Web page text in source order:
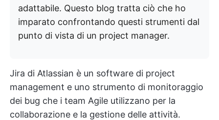
adattabile. Questo blog tratta ciò che ho
imparato confrontando questi strumenti dal
punto di vista di un project manager.
Jira di Atlassian è un software di project
management e uno strumento di monitoraggio
dei bug che i team Agile utilizzano per la
collaborazione e la gestione delle attività.